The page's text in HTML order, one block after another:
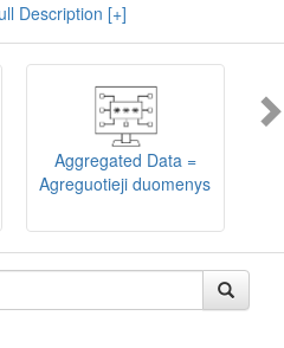
types of resources and they
to the type:Survey Data,
(including Historical Statistics),
(including News Media Studies).
produced in large national
well as social sciences and
science and higher
governmental institutions
of their data into the LiDA
mokslų duomenų
Description [+]
Aggregated Data =
Agreguotieji duomenys